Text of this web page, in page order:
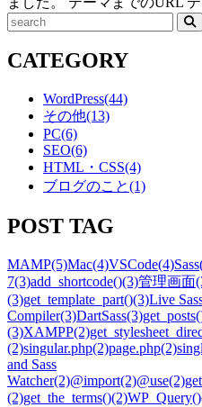
CATEGORY
WordPress(44)
その他(13)
PC(6)
SEO(6)
HTML・CSS(4)
ブログのこと(1)
POST TAG
MAMP(5)Mac(4)VSCode(4)Sass
7(3)add_shortcode()(3)管理画面
(3)get_template_part()(3)Live
Compiler(3)DartSass(3)
(3)XAMPP(2)
(2)singular.php(2)page.php(2)
and Sass
Watcher(2)@import(2)@use(2)
(2)get_the_terms()(2)WP_Query()